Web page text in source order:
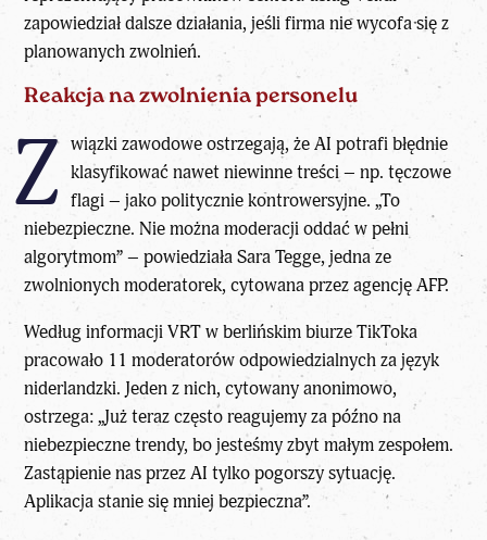
zapowiedział dalsze działania, jeśli firma nie wycofa się z
planowanych zwolnień.
Reakcja na zwolnienia personelu
Z wiązki zawodowe ostrzegają, że AI potrafi błędnie
klasyfikować nawet niewinne treści – np. tęczowe
flagi – jako politycznie kontrowersyjne. „To
niebezpieczne. Nie można moderacji oddać w pełni
algorytmom” – powiedziała Sara Tegge, jedna ze
zwolnionych moderatorek, cytowana przez agencję AFP.
Według informacji VRT w berlińskim biurze TikToka
pracowało 11 moderatorów odpowiedzialnych za język
niderlandzki. Jeden z nich, cytowany anonimowo,
ostrzega: „Już teraz często reagujemy za późno na
niebezpieczne trendy, bo jesteśmy zbyt małym zespołem.
Zastąpienie nas przez AI tylko pogorszy sytuację.
Aplikacja stanie się mniej bezpieczna”.